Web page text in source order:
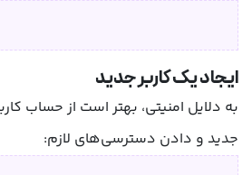
ایجاد یک کاربر جدید
جدید و دادن دسترسی‌های لازم: